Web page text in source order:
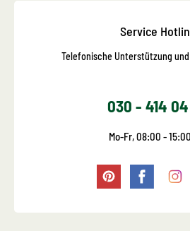
Service
Telefonische Unterstützung
030 - 414
Mo-Fr, 08:00 -